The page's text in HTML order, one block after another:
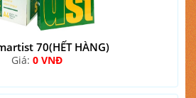
70(HẾT HÀNG)
Giá: 0 VNĐ